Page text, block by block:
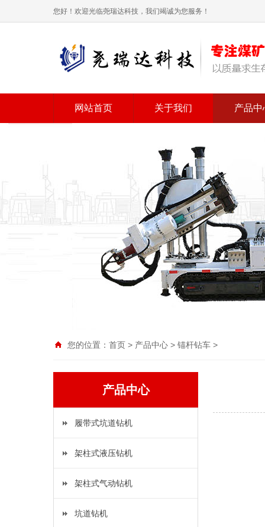
您好！欢迎光临尧瑞达科技，我们竭诚为您服务！
网站首页 关于我们 产品中
您的位置： 首页 > 产品中心 > 锚杆钻车 >
产品中心
履带式坑道钻机
架柱式液压钻机
架柱式气动钻机
坑道钻机